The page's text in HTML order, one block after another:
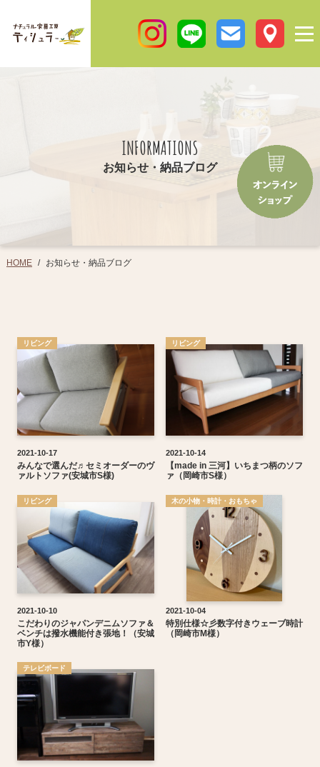
INFORMATIONS
お知らせ・納品ブログ
HOME / お知らせ・納品ブログ
リビング
2021-10-17
みんなで選んだ♬セミオーダーのヴ
ァルトソファ(安城市S様)
リビング
2021-10-14
【made in 三河】いちまつ柄のソフ
ァ（岡崎市S様）
リビング
2021-10-10
こだわりのジャパンデニムソファ＆
ベンチは撥水機能付き張地！（安城
市Y様）
木の小物・時計・おもちゃ
2021-10-04
特別仕様☆彡数字付きウェーブ時計
（岡崎市M様）
テレビボード